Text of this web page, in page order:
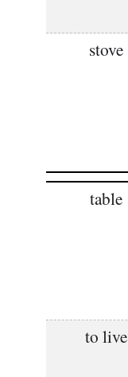
stove
table
to live